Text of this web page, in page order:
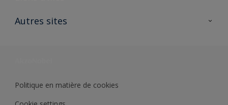
Ouvrir un magasin PASS
Autres sites
Politique en matière de cookies